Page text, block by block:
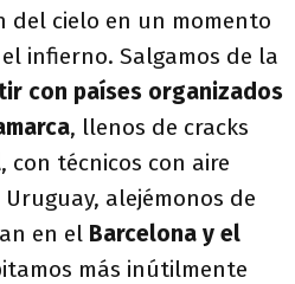
del cielo en un momento
infierno. Salgamos de la
con países organizados
, llenos de cracks
, con técnicos con aire
alejémonos de
en el Barcelona y el
más inútilmente